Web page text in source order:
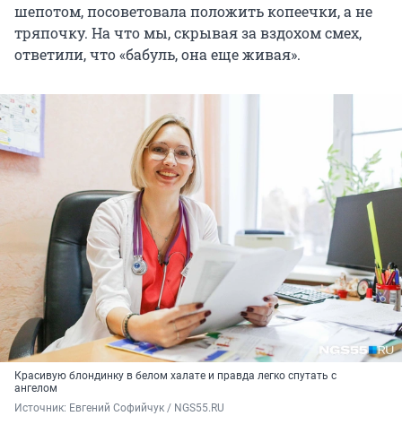
шепотом, посоветовала положить копеечки, а не
тряпочку. На что мы, скрывая за вздохом смех,
ответили, что «бабуль, она еще живая».
Красивую блондинку в белом халате и правда легко спутать с
ангелом
Источник: Евгений Софийчук / NGS55.RU